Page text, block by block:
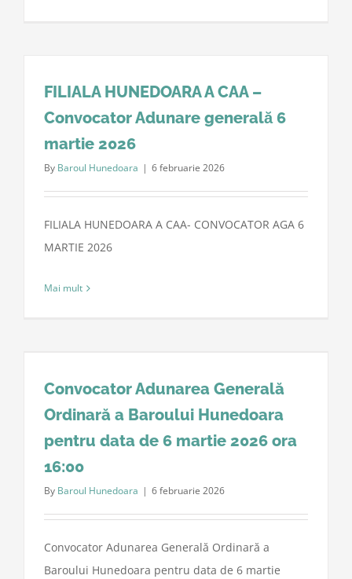
FILIALA HUNEDOARA A CAA –
Convocator Adunare generală 6
martie 2026
By Baroul Hunedoara | 6 februarie 2026
FILIALA HUNEDOARA A CAA- CONVOCATOR AGA 6
MARTIE 2026
Mai mult
Convocator Adunarea Generală
Ordinară a Baroului Hunedoara
pentru data de 6 martie 2026 ora
16:00
By Baroul Hunedoara | 6 februarie 2026
Convocator Adunarea Generală Ordinară a
Baroului Hunedoara pentru data de 6 martie